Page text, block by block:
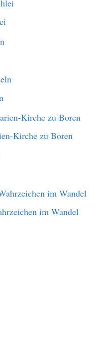
Kirche zu Boren
im Wandel